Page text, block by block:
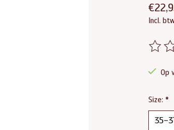
Incl.
De
Op
Size: *